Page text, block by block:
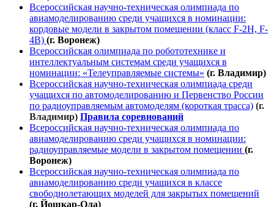
Всероссийская научно-техническая олимпиада по
авиамоделированию среди учащихся в номинации:
кордовые модели в закрытом помещении (класс F-2H, F-
4B) (г. Воронеж)
Всероссийская олимпиада по робототехнике и
интеллектуальным системам среди учащихся в
номинации: «Телеуправляемые системы» (г. Владимир)
Всероссийская научно-техническая олимпиада среди
учащихся по автомоделированию и Первенство России
по радиоуправляемым автомоделям (короткая трасса) (г.
Владимир) Правила соревнований
Всероссийская научно-техническая олимпиада по
авиамоделированию среди учащихся в номинации:
радиоуправляемые модели в закрытом помещении (г.
Воронеж)
Всероссийская научно-техническая олимпиада по
авиамоделированию среди учащихся в классе
свободнолетающих моделей для закрытых помещений
(г. Йошкар-Ола)